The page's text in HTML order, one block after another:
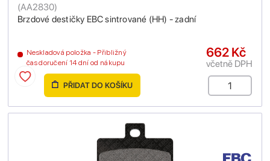
Brzdové destičky EBC sintrované (HH) - zadní
(AA2830)
Neskladová položka - Přibližný
čas doručení 14 dní od nákupu
662 Kč
včetně DPH
PŘIDAT DO KOŠÍKU